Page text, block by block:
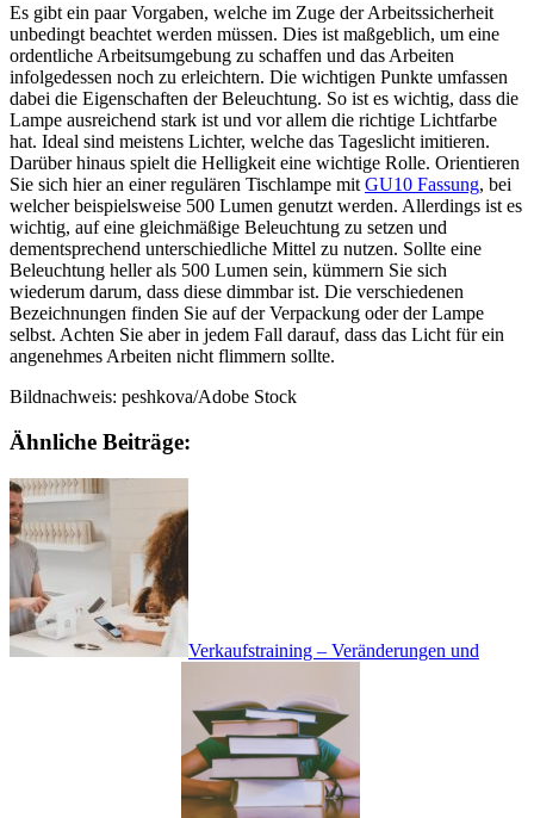
Es gibt ein paar Vorgaben, welche im Zuge der Arbeitssicherheit
unbedingt beachtet werden müssen. Dies ist maßgeblich, um eine
ordentliche Arbeitsumgebung zu schaffen und das Arbeiten
infolgedessen noch zu erleichtern. Die wichtigen Punkte umfassen
dabei die Eigenschaften der Beleuchtung. So ist es wichtig, dass die
Lampe ausreichend stark ist und vor allem die richtige Lichtfarbe
hat. Ideal sind meistens Lichter, welche das Tageslicht imitieren.
Darüber hinaus spielt die Helligkeit eine wichtige Rolle. Orientieren
Sie sich hier an einer regulären Tischlampe mit GU10 Fassung, bei
welcher beispielsweise 500 Lumen genutzt werden. Allerdings ist es
wichtig, auf eine gleichmäßige Beleuchtung zu setzen und
dementsprechend unterschiedliche Mittel zu nutzen. Sollte eine
Beleuchtung heller als 500 Lumen sein, kümmern Sie sich
wiederum darum, dass diese dimmbar ist. Die verschiedenen
Bezeichnungen finden Sie auf der Verpackung oder der Lampe
selbst. Achten Sie aber in jedem Fall darauf, dass das Licht für ein
angenehmes Arbeiten nicht flimmern sollte.
Bildnachweis: peshkova/Adobe Stock
Ähnliche Beiträge:
Verkaufstraining – Veränderungen und